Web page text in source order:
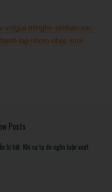
giai-tri/nghe-si/nhan-sac-
lap-nhom-nhac-moi-
Posts
bị bắt: Khi sự tự do ngôn luận vượt